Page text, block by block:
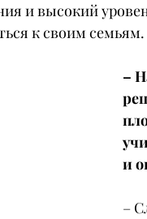
и высокий
к своим семьям.
–
и
–